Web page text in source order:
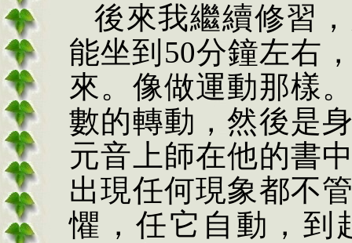
後來我繼續修習
能坐到 50分鐘左右
來。像做運動那樣
數的轉動，然後是
元音上師在他的書
出現任何現象都不
懼，任它自動，到